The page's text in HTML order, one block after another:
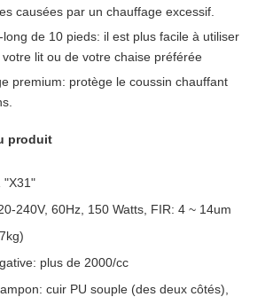
causées par un chauffage excessif.
de 10 pieds: il est plus facile à utiliser
lit ou de votre chaise préférée
premium: protège le coussin chauffant
produit
"X31"
240V, 60Hz, 150 Watts, FIR: 4 ~ 14um
plus de 2000/cc
cuir PU souple (des deux côtés),